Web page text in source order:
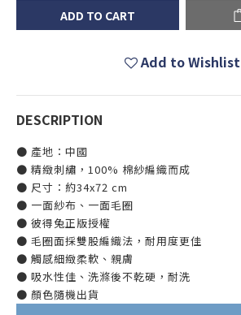
ADD TO CART
Add to Wishlist
DESCRIPTION
● 產地：中國
● 精緻刺繡，100% 棉紗編織而成
● 尺寸：約34x72 cm
● 一面紗布、一面毛圈
● 彼得兔正版授權
● 毛圈面採雙股編織法，耐用度更佳
● 觸感細緻柔軟、親膚
● 吸水性佳、洗滌後不乾硬，耐洗
● 顏色隨機出貨